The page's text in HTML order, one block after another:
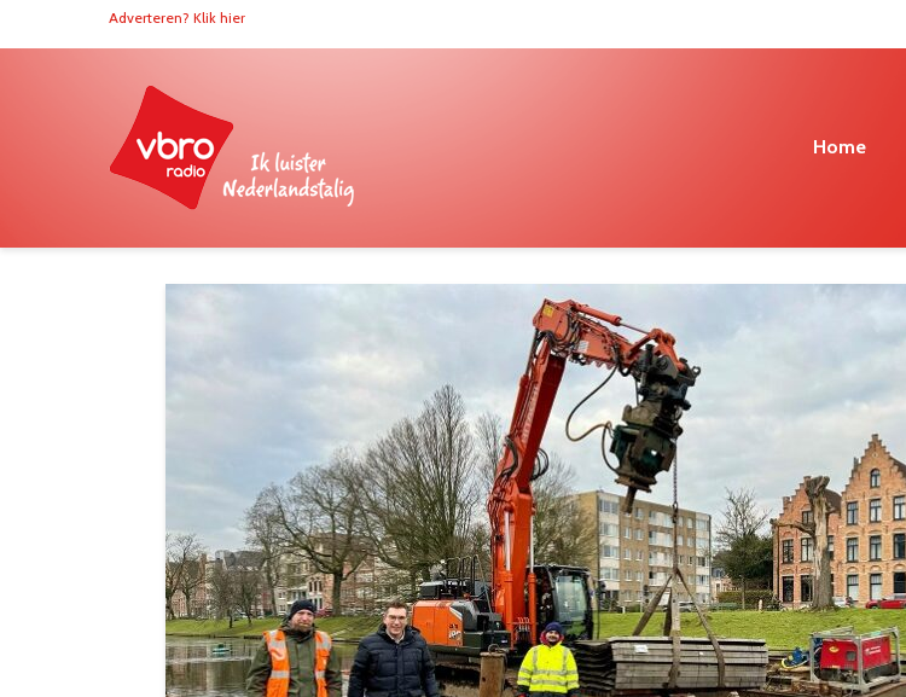
Adverteren? Klik hier
Home